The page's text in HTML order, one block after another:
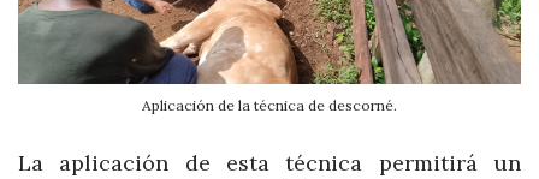
Aplicación de la técnica de descorné.
La aplicación de esta técnica permitirá un